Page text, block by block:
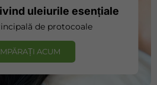
uleiurile esențiale
de protocoale
ACUM